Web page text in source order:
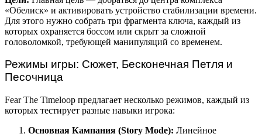
«Обелиск» и активировать устройство стабилизации времени.
Для этого нужно собрать три фрагмента ключа, каждый из
которых охраняется боссом или скрыт за сложной
головоломкой, требующей манипуляций со временем.
Режимы игры: Сюжет, Бесконечная Петля и
Песочница
Fear The Timeloop предлагает несколько режимов, каждый из
которых тестирует разные навыки игрока:
Основная Кампания (Story Mode): Линейное